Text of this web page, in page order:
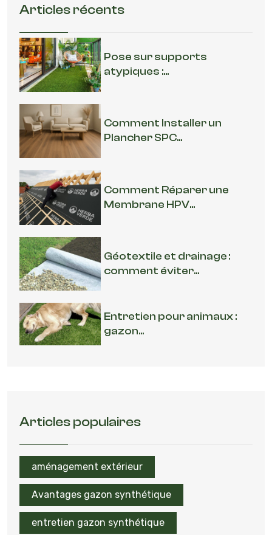
Articles récents
Pose sur supports
atypiques :...
Comment Installer un
Plancher SPC...
Comment Réparer une
Membrane HPV...
Géotextile et drainage :
comment éviter...
Entretien pour animaux :
gazon...
Articles populaires
aménagement extérieur
Avantages gazon synthétique
entretien gazon synthétique